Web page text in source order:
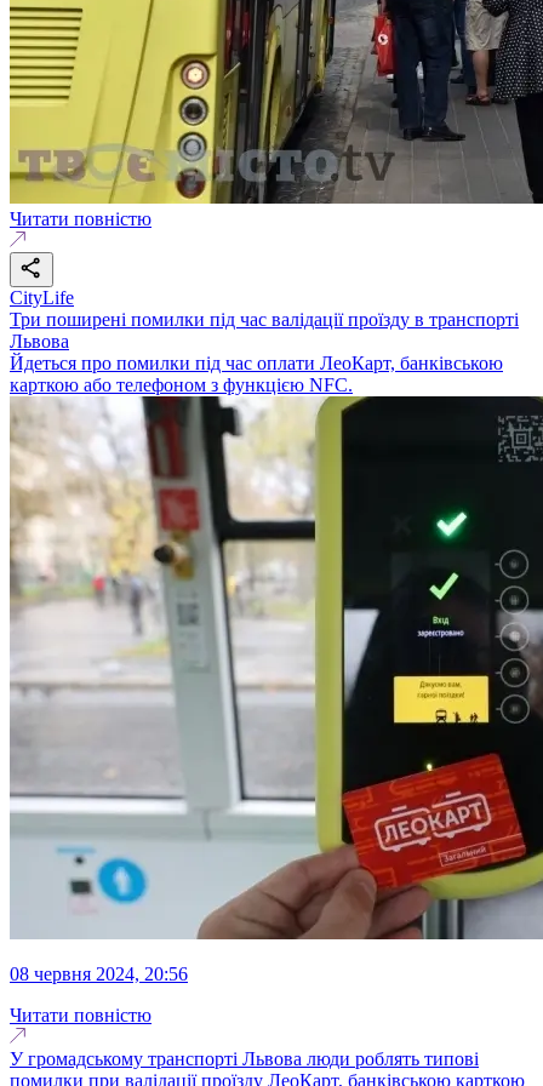
Читати повністю
CityLife
Три поширені помилки під час валідації проїзду в транспорті
Львова
Йдеться про помилки під час оплати ЛеоКарт, банківською
карткою або телефоном з функцією NFC.
08 червня 2024, 20:56
Читати повністю
У громадському транспорті Львова люди роблять типові
помилки при валідації проїзду ЛеоКарт, банківською карткою